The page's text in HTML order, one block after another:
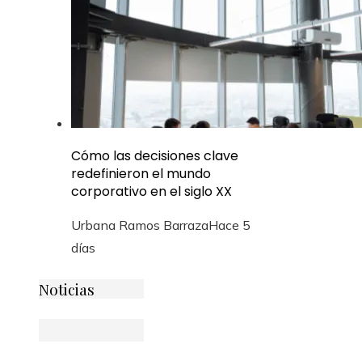
Cómo las decisiones clave
redefinieron el mundo
corporativo en el siglo XX
Urbana Ramos BarrazaHace 5
días
Noticias